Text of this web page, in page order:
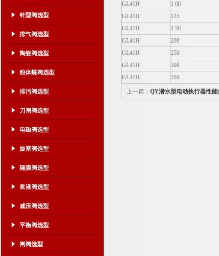
针型阀选型
排气阀选型
陶瓷阀选型
粉体蝶阀选型
排污阀选型
刀闸阀选型
电磁阀选型
旋塞阀选型
隔膜阀选型
浆液阀选型
减压阀选型
平衡阀选型
闸阀选型
GL41H
1 00
GL41H
125
GL41H
1 50
GL41H
200
GL41H
250
GL41H
300
GL41H
350
上一篇： QY潜水型电动执行器性